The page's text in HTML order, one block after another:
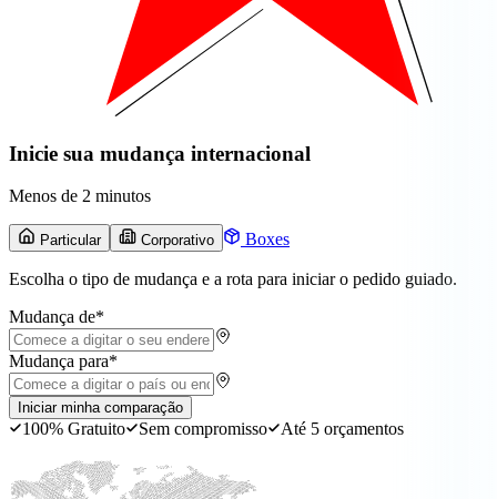
Inicie sua mudança internacional
Menos de 2 minutos
Particular Corporativo Boxes
Escolha o tipo de mudança e a rota para iniciar o pedido guiado.
Mudança de*
Mudança para*
Iniciar minha comparação
100% Gratuito Sem compromisso Até 5 orçamentos